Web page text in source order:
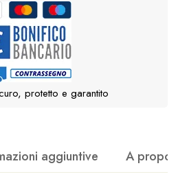
protetto e garantito
aggiuntive A